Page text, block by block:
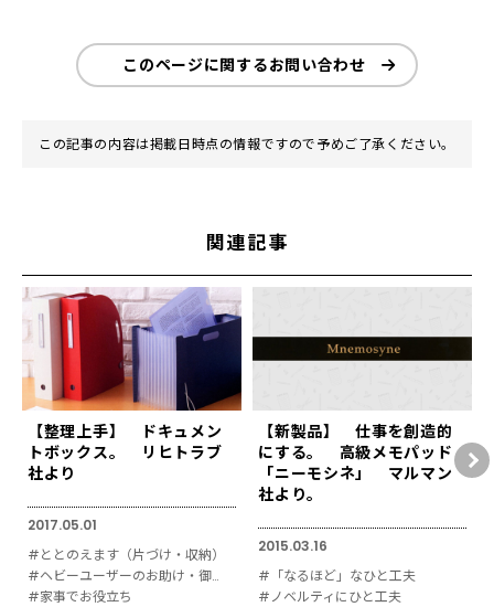
このページに関するお問い合わせ
この記事の内容は掲載日時点の情報ですので予めご了承ください。
関連記事
【整理上手】 ドキュメン
トボックス。 リヒトラブ
社より
2017.05.01
#ととのえます（片づけ・収納）
#ヘビーユーザーのお助け・御用達
#家事でお役立ち
【新製品】 仕事を創造的
にする。 高級メモパッド
「ニーモシネ」 マルマン
社より。
2015.03.16
#「なるほど」なひと工夫
#ノベルティにひと工夫